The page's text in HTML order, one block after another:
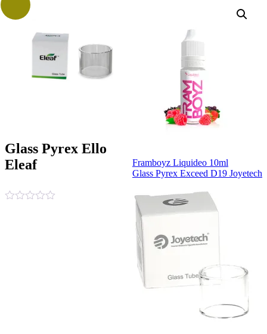
Framboyz Liquideo 10ml
Glass Pyrex Exceed D19 Joyetech
Glass Pyrex Ello
Eleaf